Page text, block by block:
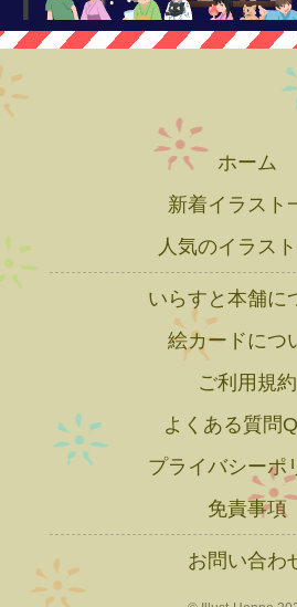
ホーム
新着イラスト
人気のイラス
いらすと本舗に
絵カードにつ
ご利用規約
よくある質問
プライバシーポ
免責事項
お問い合わ